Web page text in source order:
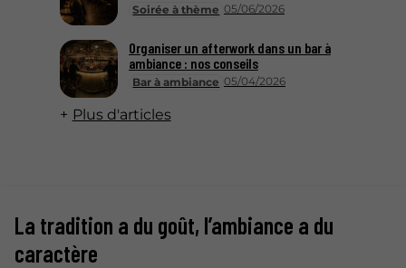
Soirée à thème 05/06/2026
Bar à ambiance 05/04/2026
Organiser un afterwork dans un bar à
ambiance : nos conseils
Plus d'articles
La tradition a du goût, l’ambiance a du
caractère